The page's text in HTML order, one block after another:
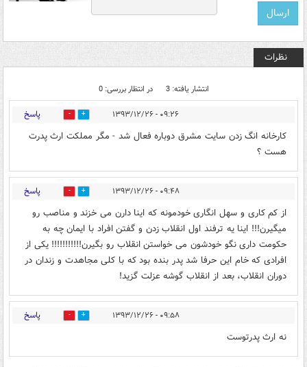
نظرات
انتشار یافته: 3 در انتظار بررسی: 0
۰۹:۲۶ - ۱۳۹۳/۱۲/۲۶ 0 پاسخ
کارخانه انگ زدن سایت مشرق دوباره فعال شد - مگر مملکت ارث پدرت
هست ؟
۰۹:۴۸ - ۱۳۹۳/۱۲/۲۶ 0 پاسخ
از کم کاری و سهل انگاری خودمونه که اینا دارن می خزند و مناصب رو
میگیرن!!! اینا یه ترفند اول انقلاب زدن و گفتن افراد با ایمان چه به
حکومت داری نگو خودشون می خواستن انقلاب رو بگیرن!!!!!!!!!!! یکی از
افرادی که خام این حرفا شد پدر بنده بود که با کلی مجاهدت و زندان در
دوران انقلاب، بعد از انقلاب گوشه عزلت گزید!
۰۹:۵۸ - ۱۳۹۳/۱۲/۲۶ 0 پاسخ
نه ارث پدرتوست